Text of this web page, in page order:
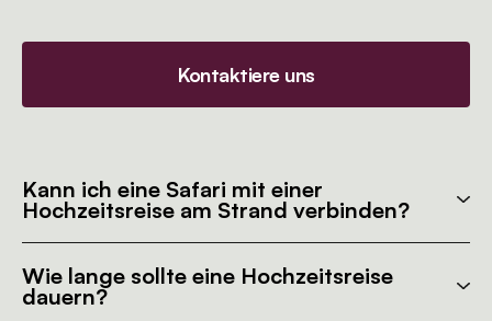
Kontaktiere uns
Kann ich eine Safari mit einer
Hochzeitsreise am Strand verbinden?
Wie lange sollte eine Hochzeitsreise
dauern?